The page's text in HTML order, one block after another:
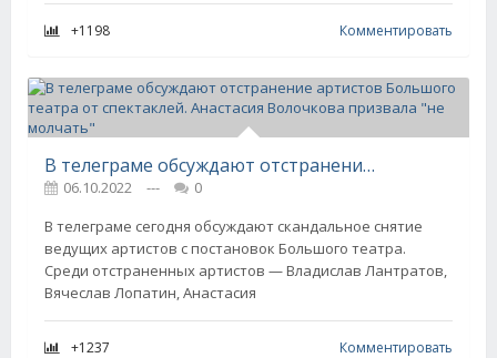
+1198 Комментировать
В телеграме обсуждают отстранение артистов Большого театра от спектаклей. Анастасия Волочкова призвала "не молчать"
06.10.2022 ---
0
В телеграме сегодня обсуждают скандальное снятие
ведущих артистов с постановок Большого театра.
Среди отстраненных артистов — Владислав Лантратов,
Вячеслав Лопатин, Анастасия
+1237 Комментировать